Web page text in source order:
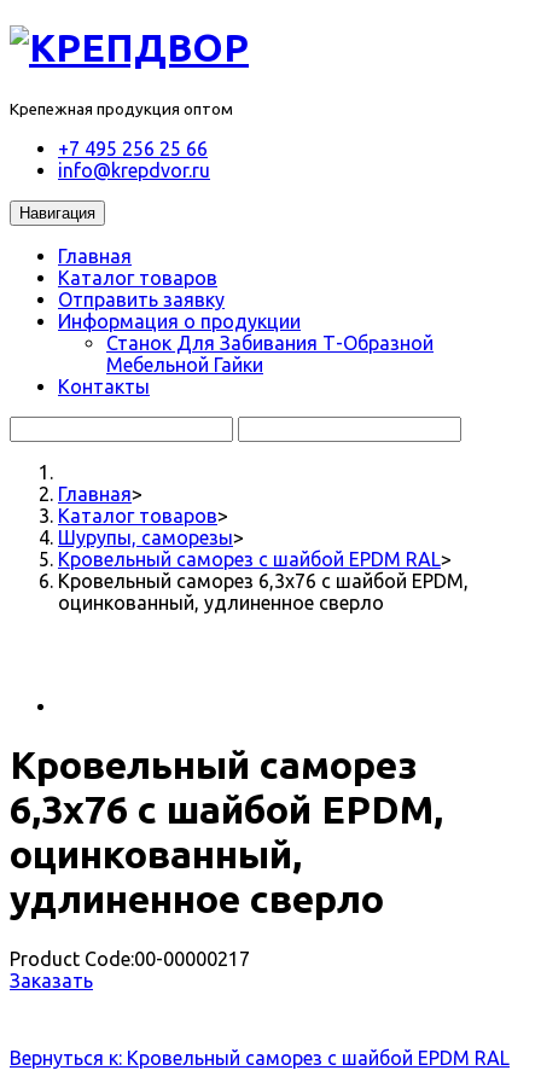
Крепежная продукция оптом
+7 495 256 25 66
info@krepdvor.ru
Навигация
Главная
Каталог товаров
Отправить заявку
Информация о продукции
Станок Для Забивания Т-Образной
Мебельной Гайки
Контакты
Главная>
Каталог товаров>
Шурупы, саморезы>
Кровельный саморез с шайбой EPDM RAL>
Кровельный саморез 6,3х76 с шайбой EPDM,
оцинкованный, удлиненное сверло
Кровельный саморез
6,3х76 с шайбой EPDM,
оцинкованный,
удлиненное сверло
Product Code:00-00000217
Заказать
Вернуться к: Кровельный саморез с шайбой EPDM RAL